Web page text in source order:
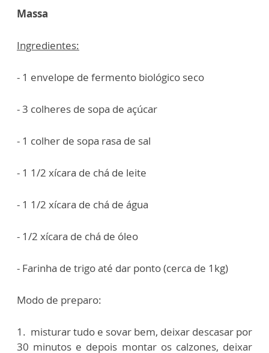
Massa
Ingredientes:
- 1 envelope de fermento biológico seco
- 3 colheres de sopa de açúcar
- 1 colher de sopa rasa de sal
- 1 1/2 xícara de chá de leite
- 1 1/2 xícara de chá de água
- 1/2 xícara de chá de óleo
- Farinha de trigo até dar ponto (cerca de 1kg)
Modo de preparo:
1. misturar tudo e sovar bem, deixar descasar por
30 minutos e depois montar os calzones, deixar